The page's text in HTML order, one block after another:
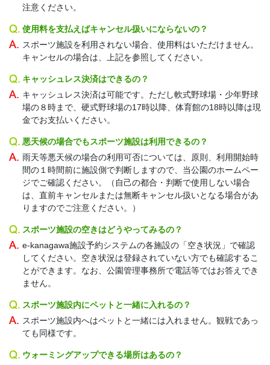
注意ください。
使用料を支払えばキャンセル扱いにならないの？
スポーツ施設を利用されない場合、使用料はいただけません。
キャンセルの場合は、上記を参照してください。
キャッシュレス決済はできるの？
キャッシュレス決済は可能です。ただし軟式野球場・少年野球
場の８時まで、硬式野球場の17時以降、体育館の18時以降は現
金でお支払いください。
悪天候の場合でもスポーツ施設は利用できるの？
雨天等悪天候の場合の利用可否については、原則、利用開始時
間の１時間前に施設側で判断しますので、当公園のホームペー
ジでご確認ください。（自己の都合・判断で使用しない場合
は、直前キャンセルまたは無断キャンセル扱いとなる場合があ
りますのでご注意ください。）
スポーツ施設の空きはどうやってみるの？
e-kanagawa施設予約システムの各施設の「空き状況」で確認
してください。空き状況は登録されていない方でも確認するこ
とができます。なお、公園管理事務所で電話等ではお答えでき
ません。
スポーツ施設内にペットと一緒に入れるの？
スポーツ施設内へはペットと一緒には入れません。観戦であっ
ても同様です。
ウォーミングアップできる場所はあるの？